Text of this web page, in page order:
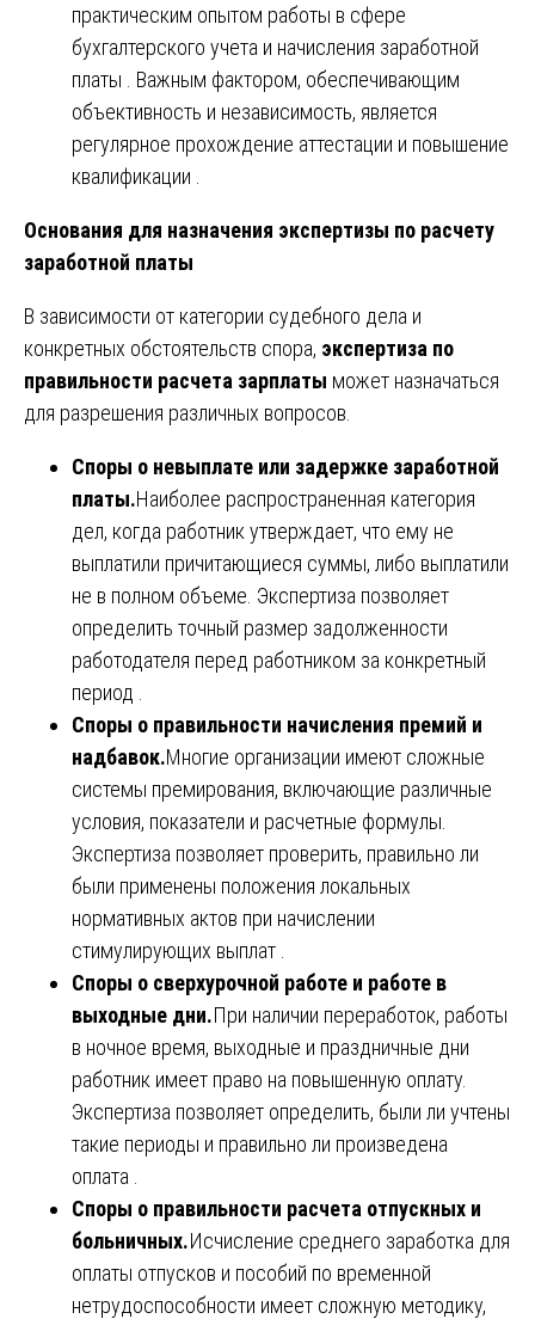
практическим опытом работы в сфере
бухгалтерского учета и начисления заработной
платы . Важным фактором, обеспечивающим
объективность и независимость, является
регулярное прохождение аттестации и повышение
квалификации .
Основания для назначения экспертизы по расчету
заработной платы
В зависимости от категории судебного дела и
конкретных обстоятельств спора, экспертиза по
правильности расчета зарплаты может назначаться
для разрешения различных вопросов.
Споры о невыплате или задержке заработной
платы.Наиболее распространенная категория
дел, когда работник утверждает, что ему не
выплатили причитающиеся суммы, либо выплатили
не в полном объеме. Экспертиза позволяет
определить точный размер задолженности
работодателя перед работником за конкретный
период .
Споры о правильности начисления премий и
надбавок.Многие организации имеют сложные
системы премирования, включающие различные
условия, показатели и расчетные формулы.
Экспертиза позволяет проверить, правильно ли
были применены положения локальных
нормативных актов при начислении
стимулирующих выплат .
Споры о сверхурочной работе и работе в
выходные дни.При наличии переработок, работы
в ночное время, выходные и праздничные дни
работник имеет право на повышенную оплату.
Экспертиза позволяет определить, были ли учтены
такие периоды и правильно ли произведена
оплата .
Споры о правильности расчета отпускных и
больничных.Исчисление среднего заработка для
оплаты отпусков и пособий по временной
нетрудоспособности имеет сложную методику,